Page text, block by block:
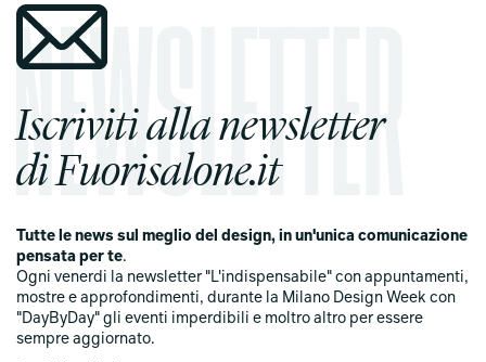
Iscriviti alla newsletter
di Fuorisalone.it
Tutte le news sul meglio del design, in un'unica comunicazione
pensata per te.
Ogni venerdi la newsletter "L'indispensabile" con appuntamenti,
mostre e approfondimenti, durante la Milano Design Week con
"DayByDay" gli eventi imperdibili e moltro altro per essere
sempre aggiornato.